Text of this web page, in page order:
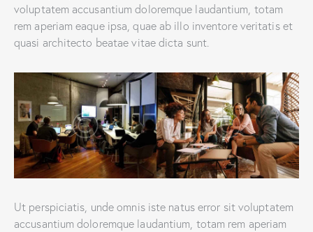
voluptatem accusantium doloremque laudantium, totam
rem aperiam eaque ipsa, quae ab illo inventore veritatis et
quasi architecto beatae vitae dicta sunt.
Ut perspiciatis, unde omnis iste natus error sit voluptatem
accusantium doloremque laudantium, totam rem aperiam